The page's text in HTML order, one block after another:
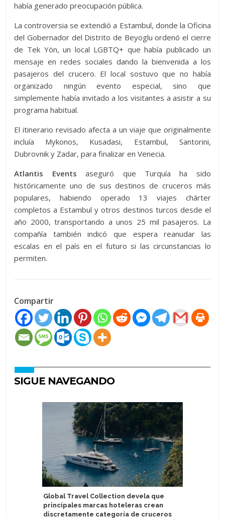
había generado preocupación pública.
La controversia se extendió a Estambul, donde la Oficina
del Gobernador del Distrito de Beyoglu ordenó el cierre
de Tek Yön, un local LGBTQ+ que había publicado un
mensaje en redes sociales dando la bienvenida a los
pasajeros del crucero. El local sostuvo que no había
organizado ningún evento especial, sino que
simplemente había invitado a los visitantes a asistir a su
programa habitual.
El itinerario revisado afecta a un viaje que originalmente
incluía Mykonos, Kusadasi, Estambul, Santorini,
Dubrovnik y Zadar, para finalizar en Venecia.
Atlantis Events aseguró que Turquía ha sido
históricamente uno de sus destinos de cruceros más
populares, habiendo operado 13 viajes chárter
completos a Estambul y otros destinos turcos desde el
año 2000, transportando a unos 25 mil pasajeros. La
compañía también indicó que espera reanudar las
escalas en el país en el futuro si las circunstancias lo
permiten.
Compartir
SIGUE NAVEGANDO
Global Travel Collection devela que
principales marcas hoteleras crean
discretamente categoría de cruceros